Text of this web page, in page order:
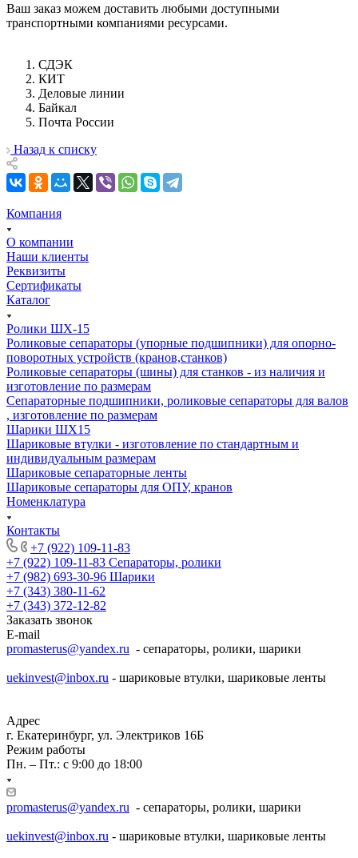
Ваш заказ можем доставить любыми доступными
транспортными компаниями ресурсами.
СДЭК
КИТ
Деловые линии
Байкал
Почта России
Назад к списку
Компания
О компании
Наши клиенты
Реквизиты
Сертификаты
Каталог
Ролики ШХ-15
Роликовые сепараторы (упорные подшипники) для опорно-
поворотных устройств (кранов,станков)
Роликовые сепараторы (шины) для станков - из наличия и
изготовление по размерам
Сепараторные подшипники, роликовые сепараторы для валов
, изготовление по размерам
Шарики ШХ15
Шариковые втулки - изготовление по стандартным и
индивидуальным размерам
Шариковые сепараторные ленты
Шариковые сепараторы для ОПУ, кранов
Номенклатура
Контакты
+7 (922) 109-11-83
+7 (922) 109-11-83 Сепараторы, ролики
+7 (982) 693-30-96 Шарики
+7 (343) 380-11-62
+7 (343) 372-12-82
Заказать звонок
E-mail
promasterus@yandex.ru - сепараторы, ролики, шарики
uekinvest@inbox.ru - шариковые втулки, шариковые ленты
Адрес
г. Екатеринбург, ул. Электриков 16Б
Режим работы
Пн. – Пт.: с 9:00 до 18:00
promasterus@yandex.ru - сепараторы, ролики, шарики
uekinvest@inbox.ru - шариковые втулки, шариковые ленты